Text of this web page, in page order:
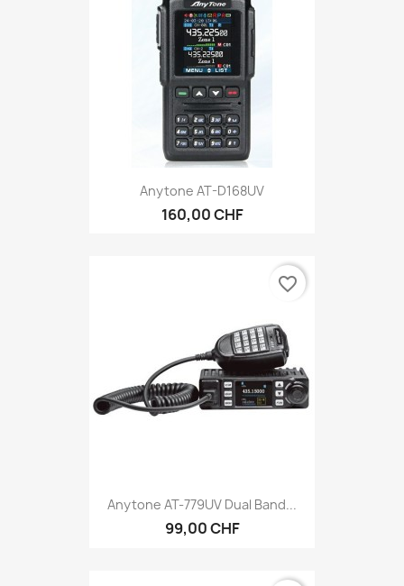
Anytone AT-D168UV
160,00 CHF
Anytone AT-779UV Dual Band...
99,00 CHF
favorite_border